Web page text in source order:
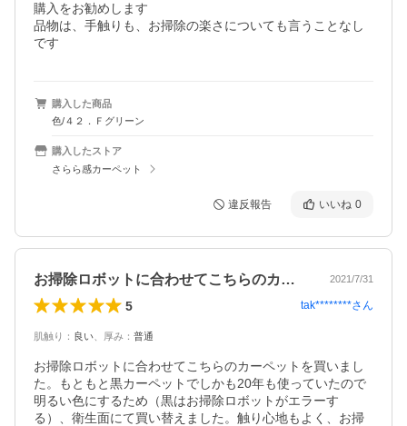
購入をお勧めします
品物は、手触りも、お掃除の楽さについても言うことなし
です
購入した商品
色/４２．Ｆグリーン
購入したストア
さらら感カーペット
違反報告 いいね 0
お掃除ロボットに合わせてこちらのカーペ… 2021/7/31
5 tak********さん
肌触り ： 良い 厚み ： 普通
お掃除ロボットに合わせてこちらのカーペットを買いまし
た。もともと黒カーペットでしかも20年も使っていたので
明るい色にするため（黒はお掃除ロボットがエラーす
る）、衛生面にて買い替えました。触り心地もよく、お掃